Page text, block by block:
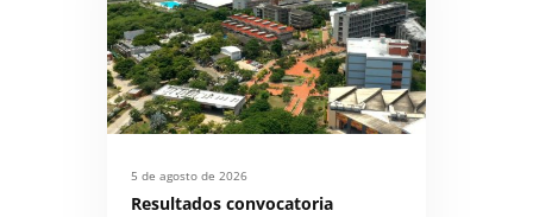
5 de agosto de 2026
Resultados convocatoria